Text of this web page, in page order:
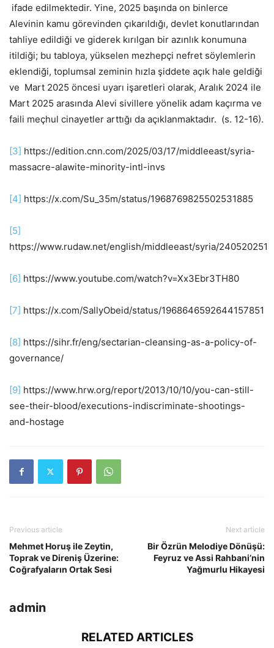
ifade edilmektedir. Yine, 2025 başında on binlerce
Alevinin kamu görevinden çıkarıldığı, devlet konutlarından
tahliye edildiği ve giderek kırılgan bir azınlık konumuna
itildiği; bu tabloya, yükselen mezhepçi nefret söylemlerin
eklendiği, toplumsal zeminin hızla şiddete açık hale geldiği
ve Mart 2025 öncesi uyarı işaretleri olarak, Aralık 2024 ile
Mart 2025 arasında Alevi sivillere yönelik adam kaçırma ve
faili meçhul cinayetler arttığı da açıklanmaktadır. (s. 12-16).
[3] https://edition.cnn.com/2025/03/17/middleeast/syria-
massacre-alawite-minority-intl-invs
[4] https://x.com/Su_35m/status/1968769825502531885
[5]
https://www.rudaw.net/english/middleeast/syria/240520251
[6] https://www.youtube.com/watch?v=Xx3Ebr3TH80
[7] https://x.com/SallyObeid/status/1968646592644157851
[8] https://sihr.fr/eng/sectarian-cleansing-as-a-policy-of-
governance/
[9] https://www.hrw.org/report/2013/10/10/you-can-still-
see-their-blood/executions-indiscriminate-shootings-
and-hostage
Previous article
Mehmet Horuş ile Zeytin,
Toprak ve Direniş Üzerine:
Coğrafyaların Ortak Sesi
Next article
Bir Özrün Melodiye Dönüşü:
Feyruz ve Assi Rahbani’nin
Yağmurlu Hikayesi
admin
RELATED ARTICLES